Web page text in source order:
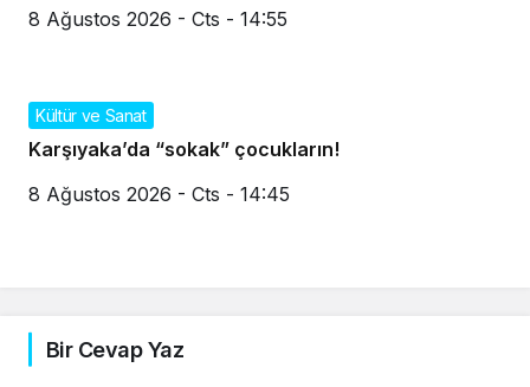
8 Ağustos 2026 - Cts - 14:55
Kültür ve Sanat
Karşıyaka’da “sokak” çocukların!
8 Ağustos 2026 - Cts - 14:45
Bir Cevap Yaz